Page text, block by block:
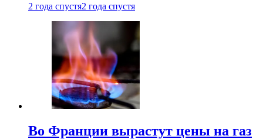
2 года спустя2 года спустя
Во Франции вырастут цены на газ